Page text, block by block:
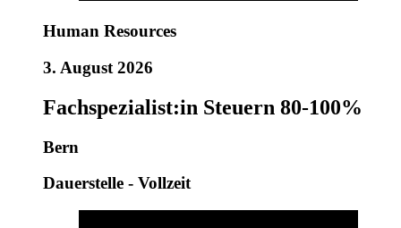
Human Resources
3. August 2026
Fachspezialist:in Steuern 80-100%
Bern
Dauerstelle - Vollzeit